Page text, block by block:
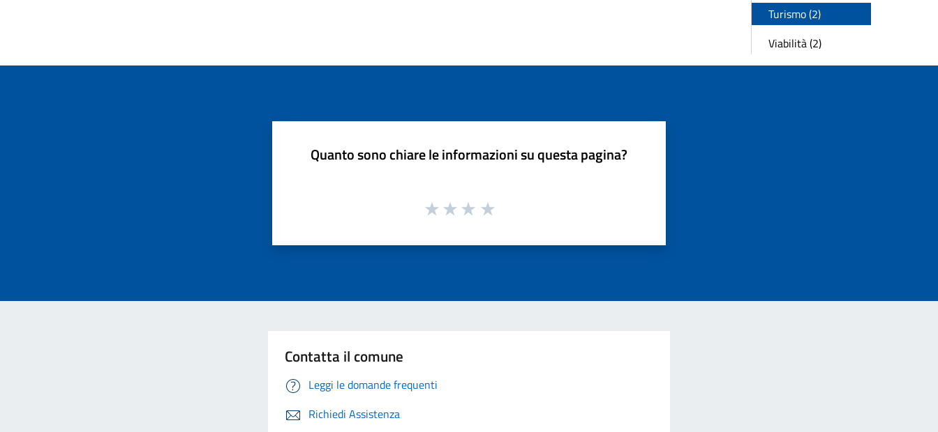
Turismo (2)
Viabilità (2)
Quanto sono chiare le informazioni su questa pagina?
Contatta il comune
Leggi le domande frequenti
Richiedi Assistenza